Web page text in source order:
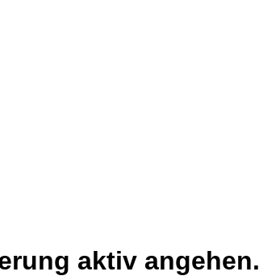
aktiv angehen.